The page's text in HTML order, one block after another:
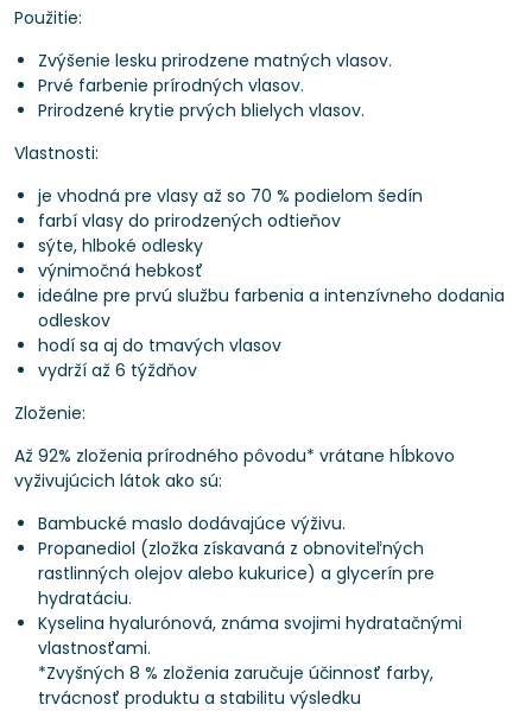
Použitie:
Zvýšenie lesku prirodzene matných vlasov.
Prvé farbenie prírodných vlasov.
Prirodzené krytie prvých blielych vlasov.
Vlastnosti:
je vhodná pre vlasy až so 70 % podielom šedín
farbí vlasy do prirodzených odtieňov
sýte, hlboké odlesky
výnimočná hebkosť
ideálne pre prvú službu farbenia a intenzívneho dodania
odleskov
hodí sa aj do tmavých vlasov
vydrží až 6 týždňov
Zloženie:
Až 92% zloženia prírodného pôvodu* vrátane hĺbkovo
vyživujúcich látok ako sú:
Bambucké maslo dodávajúce výživu.
Propanediol (zložka získavaná z obnoviteľných
rastlinných olejov alebo kukurice) a glycerín pre
hydratáciu.
Kyselina hyalurónová, známa svojimi hydratačnými
vlastnosťami.
*Zvyšných 8 % zloženia zaručuje účinnosť farby,
trvácnosť produktu a stabilitu výsledku